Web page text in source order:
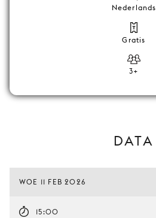
Nederlands
Gratis
3+
DATA
WOE 11 FEB 2026
15:00